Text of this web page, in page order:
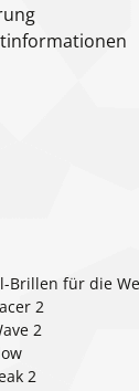
Brillen für die
2
2
2